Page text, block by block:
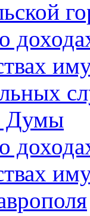
Думы